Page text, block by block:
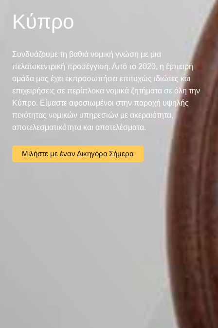
Κύπρο
Συνδυάζουμε τη βαθιά νομική γνώση με μια
πελατοκεντρική προσέγγιση. Από το 2020, η έμπειρη
ομάδα μας έχει εκπροσωπήσει επιτυχώς ιδιώτες και
επιχειρήσεις σε περίπλοκα νομικά ζητήματα σε όλη την
Κύπρο. Είμαστε αφοσιωμένοι στην παροχή υψηλής
ποιότητας νομικών υπηρεσιών με ακεραιότητα,
αποτελεσματικότητα και αποτελέσματα.
Μιλήστε με έναν Δικηγόρο Σήμερα